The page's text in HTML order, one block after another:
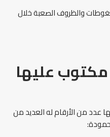
والظروف الصعبة خلال
عليها
عدد من الأرقام له العديد من